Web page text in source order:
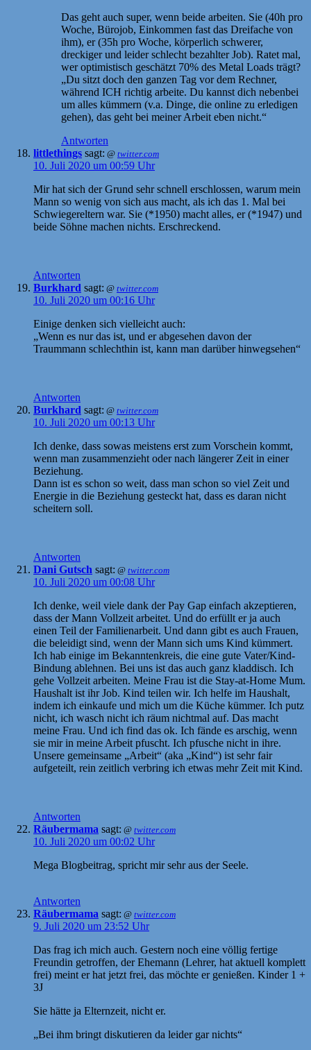
Das geht auch super, wenn beide arbeiten. Sie (40h pro
Woche, Bürojob, Einkommen fast das Dreifache von
ihm), er (35h pro Woche, körperlich schwerer,
dreckiger und leider schlecht bezahlter Job). Ratet mal,
wer optimistisch geschätzt 70% des Metal Loads trägt?
„Du sitzt doch den ganzen Tag vor dem Rechner,
während ICH richtig arbeite. Du kannst dich nebenbei
um alles kümmern (v.a. Dinge, die online zu erledigen
gehen), das geht bei meiner Arbeit eben nicht.“
Antworten
littlethings sagt: @ twitter.com
10. Juli 2020 um 00:59 Uhr
Mir hat sich der Grund sehr schnell erschlossen, warum mein
Mann so wenig von sich aus macht, als ich das 1. Mal bei
Schwiegereltern war. Sie (*1950) macht alles, er (*1947) und
beide Söhne machen nichts. Erschreckend.
Antworten
Burkhard sagt: @ twitter.com
10. Juli 2020 um 00:16 Uhr
Einige denken sich vielleicht auch:
„Wenn es nur das ist, und er abgesehen davon der
Traummann schlechthin ist, kann man darüber hinwegsehen“
Antworten
Burkhard sagt: @ twitter.com
10. Juli 2020 um 00:13 Uhr
Ich denke, dass sowas meistens erst zum Vorschein kommt,
wenn man zusammenzieht oder nach längerer Zeit in einer
Beziehung.
Dann ist es schon so weit, dass man schon so viel Zeit und
Energie in die Beziehung gesteckt hat, dass es daran nicht
scheitern soll.
Antworten
Dani Gutsch sagt: @ twitter.com
10. Juli 2020 um 00:08 Uhr
Ich denke, weil viele dank der Pay Gap einfach akzeptieren,
dass der Mann Vollzeit arbeitet. Und do erfüllt er ja auch
einen Teil der Familienarbeit. Und dann gibt es auch Frauen,
die beleidigt sind, wenn der Mann sich ums Kind kümmert.
Ich hab einige im Bekanntenkreis, die eine gute Vater/Kind-
Bindung ablehnen. Bei uns ist das auch ganz kladdisch. Ich
gehe Vollzeit arbeiten. Meine Frau ist die Stay-at-Home Mum.
Haushalt ist ihr Job. Kind teilen wir. Ich helfe im Haushalt,
indem ich einkaufe und mich um die Küche kümmer. Ich putz
nicht, ich wasch nicht ich räum nichtmal auf. Das macht
meine Frau. Und ich find das ok. Ich fände es arschig, wenn
sie mir in meine Arbeit pfuscht. Ich pfusche nicht in ihre.
Unsere gemeinsame „Arbeit“ (aka „Kind“) ist sehr fair
aufgeteilt, rein zeitlich verbring ich etwas mehr Zeit mit Kind.
Antworten
Räubermama sagt: @ twitter.com
10. Juli 2020 um 00:02 Uhr
Mega Blogbeitrag, spricht mir sehr aus der Seele.
Antworten
Räubermama sagt: @ twitter.com
9. Juli 2020 um 23:52 Uhr
Das frag ich mich auch. Gestern noch eine völlig fertige
Freundin getroffen, der Ehemann (Lehrer, hat aktuell komplett
frei) meint er hat jetzt frei, das möchte er genießen. Kinder 1 +
3J
Sie hätte ja Elternzeit, nicht er.
„Bei ihm bringt diskutieren da leider gar nichts“